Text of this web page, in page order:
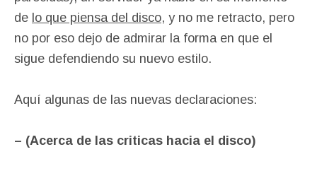
de lo que piensa del disco, y no me retracto, pero
no por eso dejo de admirar la forma en que el
sigue defendiendo su nuevo estilo.
Aquí algunas de las nuevas declaraciones:
– (Acerca de las criticas hacia el disco)